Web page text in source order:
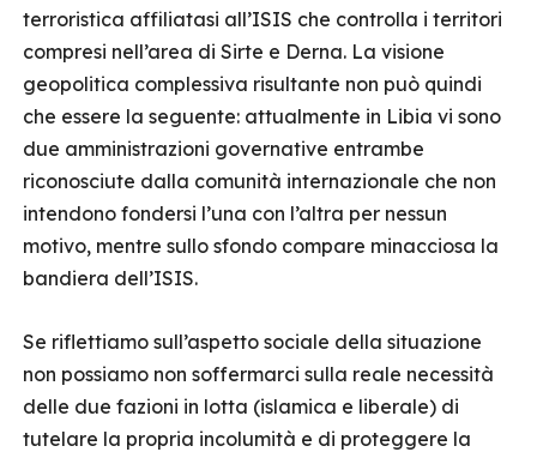
terroristica affiliatasi all’ISIS che controlla i territori
compresi nell’area di Sirte e Derna. La visione
geopolitica complessiva risultante non può quindi
che essere la seguente: attualmente in Libia vi sono
due amministrazioni governative entrambe
riconosciute dalla comunità internazionale che non
intendono fondersi l’una con l’altra per nessun
motivo, mentre sullo sfondo compare minacciosa la
bandiera dell’ISIS.
Se riflettiamo sull’aspetto sociale della situazione
non possiamo non soffermarci sulla reale necessità
delle due fazioni in lotta (islamica e liberale) di
tutelare la propria incolumità e di proteggere la